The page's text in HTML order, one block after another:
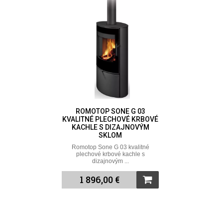
ROMOTOP SONE G 03
KVALITNÉ PLECHOVÉ KRBOVÉ
KACHLE S DIZAJNOVÝM
SKLOM
Romotop Sone G 03 kvalitné
plechové krbové kachle s
dizajnovým ...
1 896,00 €